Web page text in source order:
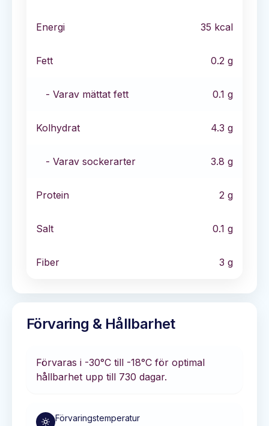
Energi 35 kcal
Fett 0.2 g
- Varav mättat fett 0.1 g
Kolhydrat 4.3 g
- Varav sockerarter 3.8 g
Protein 2 g
Salt 0.1 g
Fiber 3 g
Förvaring & Hållbarhet
Förvaras i -30°C till -18°C för optimal
hållbarhet upp till 730 dagar.
Förvaringstemperatur